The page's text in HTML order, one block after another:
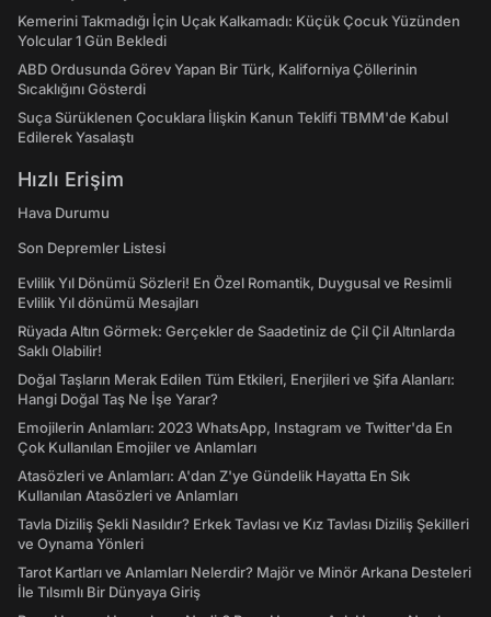
Kemerini Takmadığı İçin Uçak Kalkamadı: Küçük Çocuk Yüzünden
Yolcular 1 Gün Bekledi
ABD Ordusunda Görev Yapan Bir Türk, Kaliforniya Çöllerinin
Sıcaklığını Gösterdi
Suça Sürüklenen Çocuklara İlişkin Kanun Teklifi TBMM'de Kabul
Edilerek Yasalaştı
Hızlı Erişim
Hava Durumu
Son Depremler Listesi
Evlilik Yıl Dönümü Sözleri! En Özel Romantik, Duygusal ve Resimli
Evlilik Yıl dönümü Mesajları
Rüyada Altın Görmek: Gerçekler de Saadetiniz de Çil Çil Altınlarda
Saklı Olabilir!
Doğal Taşların Merak Edilen Tüm Etkileri, Enerjileri ve Şifa Alanları:
Hangi Doğal Taş Ne İşe Yarar?
Emojilerin Anlamları: 2023 WhatsApp, Instagram ve Twitter'da En
Çok Kullanılan Emojiler ve Anlamları
Atasözleri ve Anlamları: A'dan Z'ye Gündelik Hayatta En Sık
Kullanılan Atasözleri ve Anlamları
Tavla Diziliş Şekli Nasıldır? Erkek Tavlası ve Kız Tavlası Diziliş Şekilleri
ve Oynama Yönleri
Tarot Kartları ve Anlamları Nelerdir? Majör ve Minör Arkana Desteleri
İle Tılsımlı Bir Dünyaya Giriş